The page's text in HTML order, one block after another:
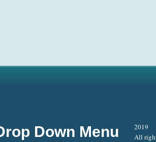
Down Menu
2019
All